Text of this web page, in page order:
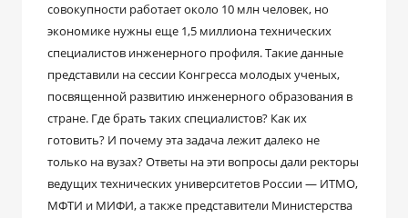
совокупности работает около 10 млн человек, но
экономике нужны еще 1,5 миллиона технических
специалистов инженерного профиля. Такие данные
представили на сессии Конгресса молодых ученых,
посвященной развитию инженерного образования в
стране. Где брать таких специалистов? Как их
готовить? И почему эта задача лежит далеко не
только на вузах? Ответы на эти вопросы дали ректоры
ведущих технических университетов России ― ИТМО,
МФТИ и МИФИ, а также представители Министерства